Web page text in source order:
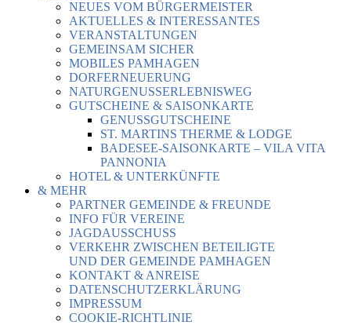
NEUES VOM BÜRGERMEISTER
AKTUELLES & INTERESSANTES
VERANSTALTUNGEN
GEMEINSAM SICHER
MOBILES PAMHAGEN
DORFERNEUERUNG
NATURGENUSSERLEBNISWEG
GUTSCHEINE & SAISONKARTE
GENUSSGUTSCHEINE
ST. MARTINS THERME & LODGE
BADESEE-SAISONKARTE – VILA VITA
PANNONIA
HOTEL & UNTERKÜNFTE
& MEHR
PARTNER GEMEINDE & FREUNDE
INFO FÜR VEREINE
JAGDAUSSCHUSS
VERKEHR ZWISCHEN BETEILIGTE
UND DER GEMEINDE PAMHAGEN
KONTAKT & ANREISE
DATENSCHUTZERKLÄRUNG
IMPRESSUM
COOKIE-RICHTLINIE